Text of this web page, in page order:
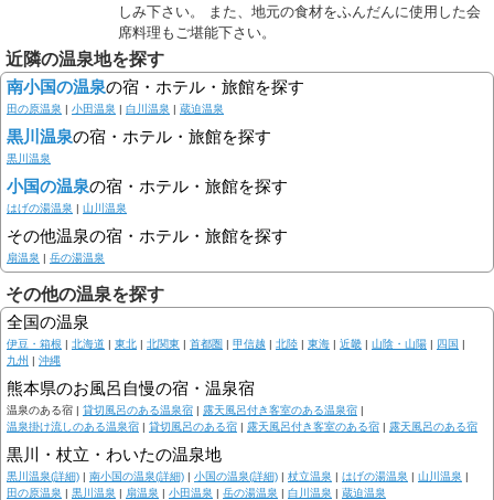
しみ下さい。 また、地元の食材をふんだんに使用した会
席料理もご堪能下さい。
近隣の温泉地を探す
南小国の温泉の宿・ホテル・旅館を探す
田の原温泉 | 小田温泉 | 白川温泉 | 蔵迫温泉
黒川温泉の宿・ホテル・旅館を探す
黒川温泉
小国の温泉の宿・ホテル・旅館を探す
はげの湯温泉 | 山川温泉
その他温泉の宿・ホテル・旅館を探す
扇温泉 | 岳の湯温泉
その他の温泉を探す
全国の温泉
伊豆・箱根 | 北海道 | 東北 | 北関東 | 首都圏 | 甲信越 | 北陸 | 東海 | 近畿 | 山陰・山陽 | 四国 |
九州 | 沖縄
熊本県のお風呂自慢の宿・温泉宿
温泉のある宿 | 貸切風呂のある温泉宿 | 露天風呂付き客室のある温泉宿 |
温泉掛け流しのある温泉宿 | 貸切風呂のある宿 | 露天風呂付き客室のある宿 | 露天風呂のある宿
黒川・杖立・わいたの温泉地
黒川温泉(詳細) | 南小国の温泉(詳細) | 小国の温泉(詳細) | 杖立温泉 | はげの湯温泉 | 山川温泉 |
田の原温泉 | 黒川温泉 | 扇温泉 | 小田温泉 | 岳の湯温泉 | 白川温泉 | 蔵迫温泉